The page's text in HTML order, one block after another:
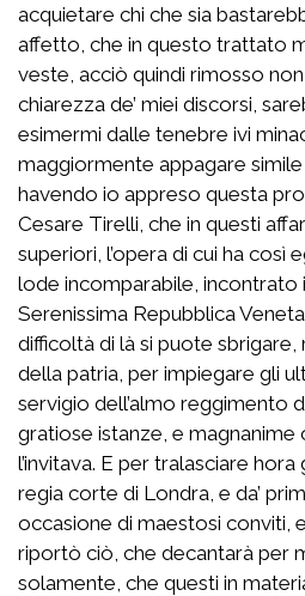
acquietare chi che sia
affetto, che in questo trattato
veste, acciò quindi rimosso non
chiarezza de’ miei discorsi,
esimermi dalle tenebre ivi
maggiormente appagare
havendo io appreso questa
Cesare Tirelli, che in questi
superiori, l’opera di cui ha così
lode incomparabile, incontrato
Serenissima Repubblica
difficoltà di là si puote sbrigare,
della patria, per impiegare gli
servigio dell’almo reggimento
gratiose istanze, e magnanime
l’invitava. E per tralasciare
regia corte di Londra, e da’
occasione di maestosi conviti,
riportò ciò, che decantarà per
solamente, che questi in